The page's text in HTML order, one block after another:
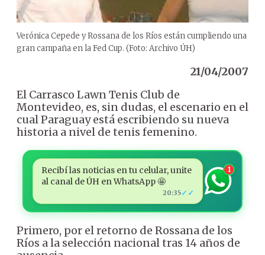
Verónica Cepede y Rossana de los Ríos están cumpliendo una
gran campaña en la Fed Cup. (Foto: Archivo ÚH)
21/04/2007
El Carrasco Lawn Tenis Club de
Montevideo, es, sin dudas, el escenario en el
cual Paraguay está escribiendo su nueva
historia a nivel de tenis femenino.
Recibí las noticias en tu celular, unite
al canal de ÚH en WhatsApp 🤩
20:35✓✓
1
Primero, por el retorno de Rossana de los
Ríos a la selección nacional tras 14 años de